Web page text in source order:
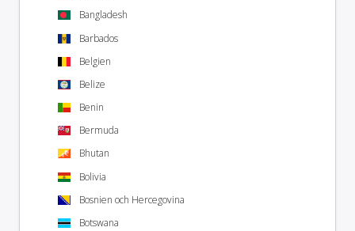
Bangladesh
Barbados
Belgien
Belize
Benin
Bermuda
Bhutan
Bolivia
Bosnien och Hercegovina
Botswana